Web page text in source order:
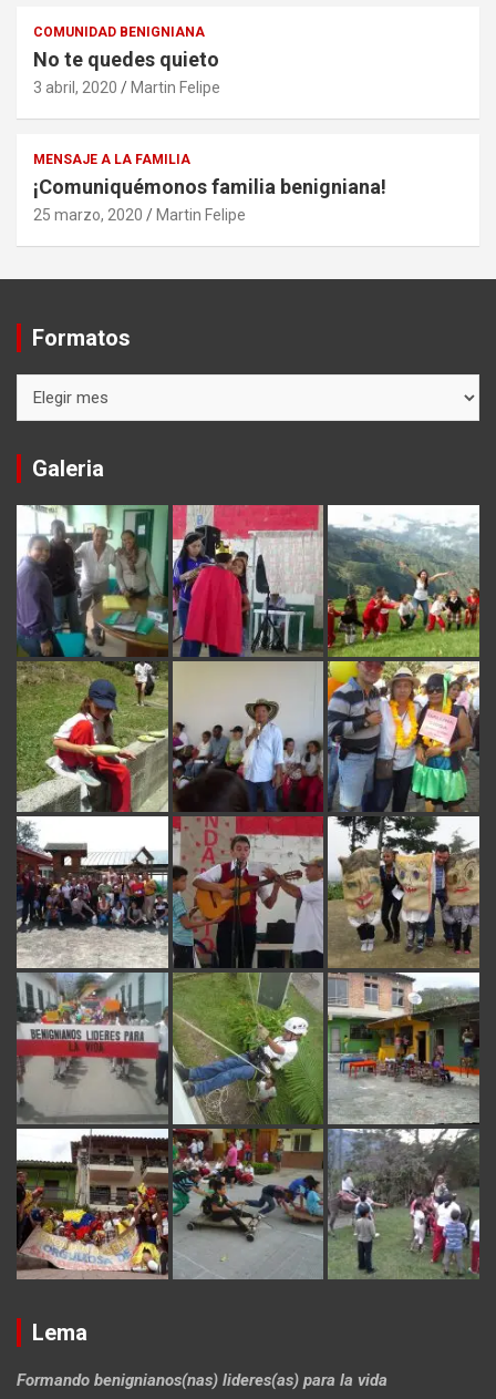
COMUNIDAD BENIGNIANA
No te quedes quieto
3 abril, 2020 Martin Felipe
MENSAJE A LA FAMILIA
¡Comuniquémonos familia benigniana!
25 marzo, 2020 Martin Felipe
Formatos
Galeria
Lema
Formando benignianos(nas) lideres(as) para la vida